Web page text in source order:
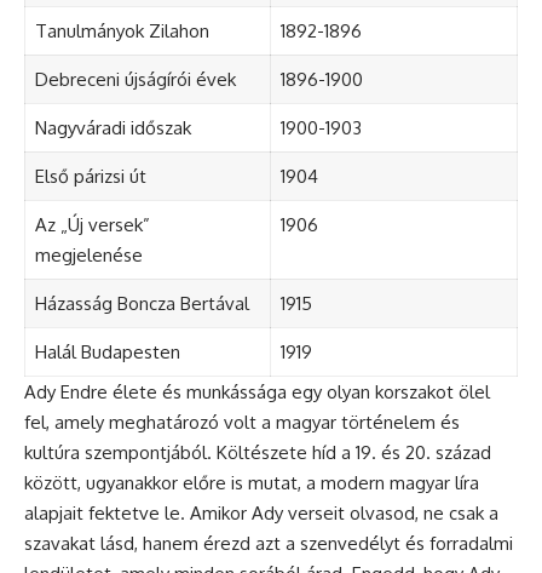
Tanulmányok Zilahon 1892-1896
Debreceni újságírói évek 1896-1900
Nagyváradi időszak 1900-1903
Első párizsi út 1904
Az „Új versek”
megjelenése
1906
Házasság Boncza Bertával 1915
Halál Budapesten
1919
Ady Endre élete és munkássága egy olyan korszakot ölel
fel, amely meghatározó volt a magyar történelem és
kultúra szempontjából. Költészete híd a 19. és 20. század
között, ugyanakkor előre is mutat, a modern magyar líra
alapjait fektetve le. Amikor Ady verseit olvasod, ne csak a
szavakat lásd, hanem érezd azt a szenvedélyt és forradalmi